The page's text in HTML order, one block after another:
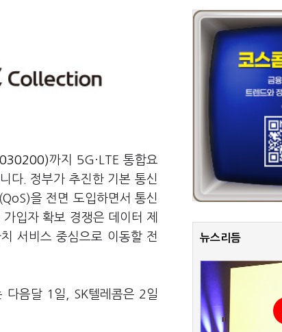
까지 5G·LTE 통합요
다. 정부가 추진한 기본 통신
을 전면 도입하면서 통신
입자 확보 경쟁은 데이터 제
서비스 중심으로 이동할 전
다음달 1일, SK텔레콤은 2일
뉴스리듬